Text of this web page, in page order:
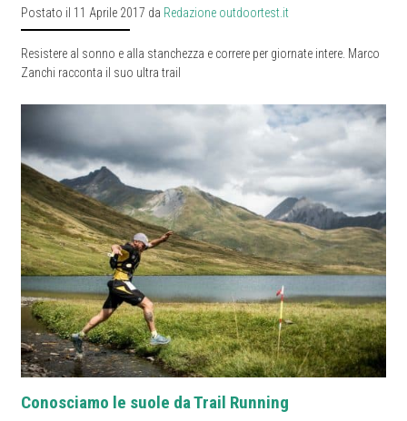
Postato il 11 Aprile 2017 da Redazione outdoortest.it
Resistere al sonno e alla stanchezza e correre per giornate intere. Marco
Zanchi racconta il suo ultra trail
Conosciamo le suole da Trail Running